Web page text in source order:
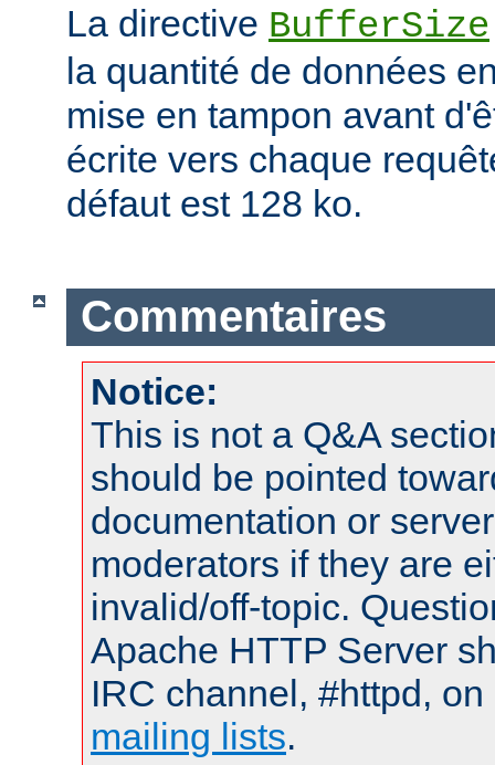
La directive BufferSize
la quantité de données
mise en tampon avant
écrite vers chaque
défaut est 128 ko.
Commentaires
Notice:
This is not a Q&A
should be pointed
documentation or
moderators if they are
invalid/off-topic.
Apache HTTP Server
IRC channel, #httpd,
mailing lists.